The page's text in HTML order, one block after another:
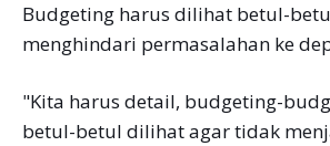
Budgeting harus dilihat betul-
menghindari permasalahan ke
"Kita harus detail, budgeting-
betul-betul dilihat agar tidak